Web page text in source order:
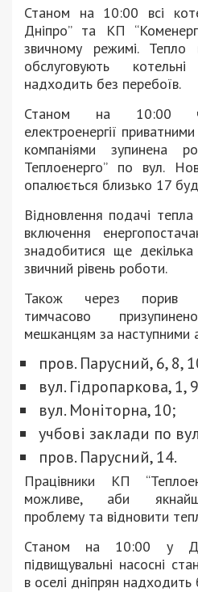
Станом на 10:00 всі
Дніпро” та КП
звичному режимі. Тепло
обслуговують
надходить без перебоїв.
Станом на 10:00
електроенергії
компаніями зупинена
Теплоенерго” по вул.
опалюється близько 17
Відновлення подачі
включення
знадобитися ще
звичний рівень роботи.
Також через порив
тимчасово
мешканцям за наступними
пров. Парусний, 6, 8,
вул. Гідропаркова, 1,
вул. Моніторна, 10;
учбові заклади по
пров. Парусний, 14.
Працівники КП
можливе, аби
проблему та відновити
Станом на 10:00 у
підвищувальні насосні
в оселі дніпрян